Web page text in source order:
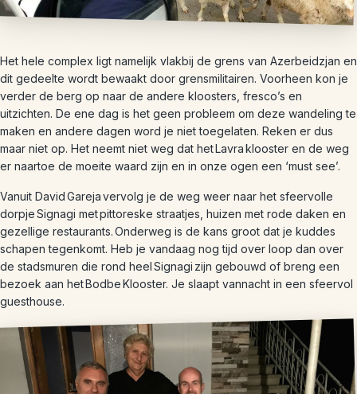
Het hele complex ligt namelijk vlakbij de grens van Azerbeidzjan en
dit gedeelte wordt bewaakt door grensmilitairen. Voorheen kon je
verder de berg op naar de andere kloosters, fresco’s en
uitzichten. De ene dag is het geen probleem om deze wandeling te
maken en andere dagen word je niet toegelaten. Reken er dus
maar niet op. Het neemt niet weg dat het Lavra klooster en de weg
er naartoe de moeite waard zijn en in onze ogen een ‘must see’.
Vanuit David Gareja vervolg je de weg weer naar het sfeervolle
dorpje Signagi met pittoreske straatjes, huizen met rode daken en
gezellige restaurants. Onderweg is de kans groot dat je kuddes
schapen tegenkomt. Heb je vandaag nog tijd over loop dan over
de stadsmuren die rond heel Signagi zijn gebouwd of breng een
bezoek aan het Bodbe Klooster. Je slaapt vannacht in een sfeervol
guesthouse.